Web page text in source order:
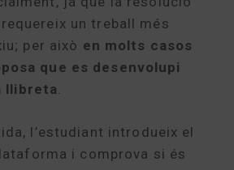
un treball més
per això en molts casos
que es desenvolupi
llibreta.
l’estudiant introdueix el
i comprova si és